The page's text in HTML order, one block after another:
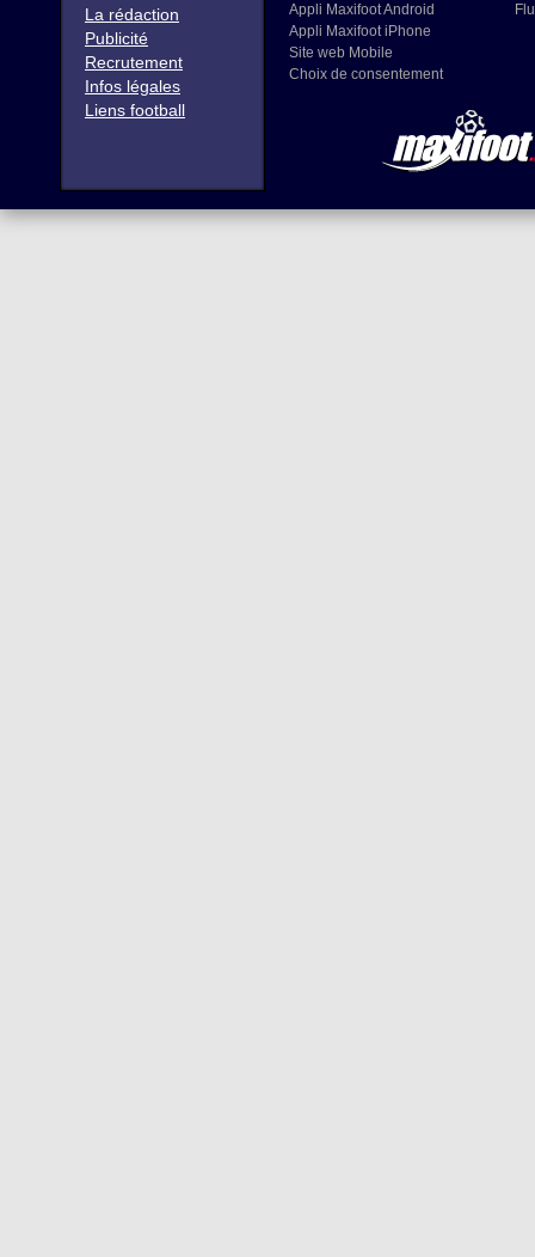
La rédaction
Publicité
Recrutement
Infos légales
Liens football
Appli Maxifoot Android
Appli Maxifoot iPhone
Site web Mobile
Choix de consentement